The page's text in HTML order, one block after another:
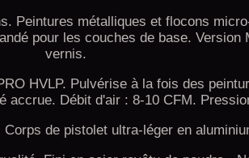
Peintures métalliques et flocons
pour les couches de base. Version
vernis.
HVLP. Pulvérise à la fois des
accrue. Débit d'air : 8-10 CFM.
de pistolet ultra-léger en